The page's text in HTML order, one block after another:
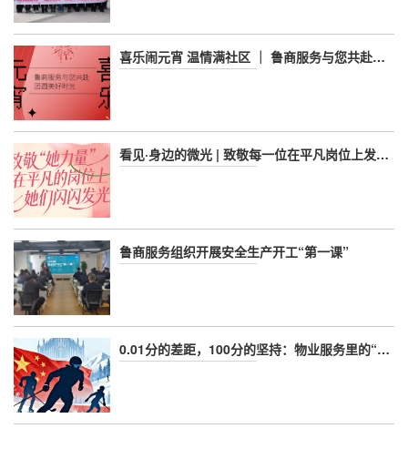
喜乐闹元宵 温情满社区 ｜ 鲁商服务与您共赴团圆美好时光
看见·身边的微光 | 致敬每一位在平凡岗位上发光的鲁商女神
鲁商服务组织开展安全生产开工“第一课”
0.01分的差距，100分的坚持：物业服务里的“冬奥标准”